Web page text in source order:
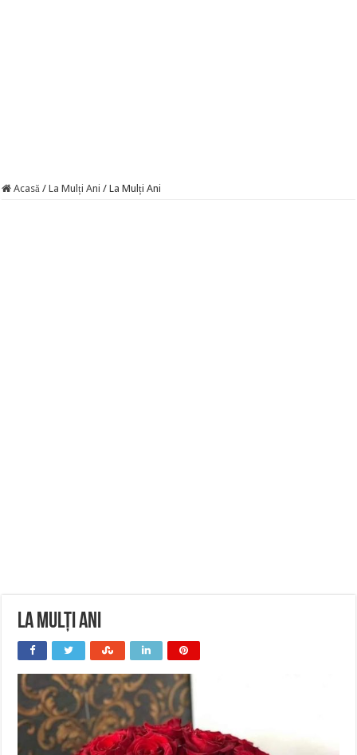
Acasă / La Mulți Ani / La Mulți Ani
La Mulți Ani